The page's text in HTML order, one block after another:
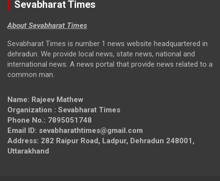
Sevabharat Times
About Sevabharat Times
Sevabharat Times is number 1 news website headquartered in
dehradun. We provide local news, state news, national and
international news. A news portal that provide news related to a
common man.
Name: Rajeev Mathew
Organization : Sevabharat Times
Phone No.: 7895051748
Email ID: sevabharathtimes@gmail.com
Address: 282 Raipur Road, Ladpur, Dehradun 248001,
Uttarakhand